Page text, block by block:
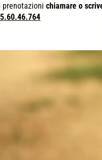
prenotazionichiamare o